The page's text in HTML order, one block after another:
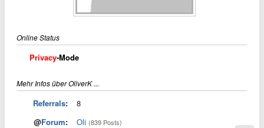
Online Status
Privacy-Mode
Mehr Infos über OliverK ...
Referrals:
8
@Forum: Oli (839 Posts)